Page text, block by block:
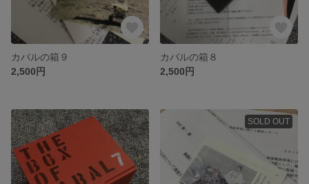
カバルの箱９
2,500円
カバルの箱８
2,500円
SOLD OUT